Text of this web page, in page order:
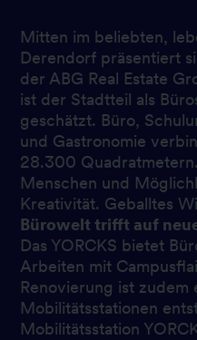
Mitten im beliebten,
Derendorf präsentiert
der ABG Real Estate
ist der Stadtteil als
geschätzt. Büro,
und Gastronomie
28.300
Menschen und
Kreativität. Geballtes
Bürowelt trifft auf
Das YORCKS bietet
Arbeiten mit
Renovierung ist zudem
Mobilitätsstationen
Mobilitätsstation